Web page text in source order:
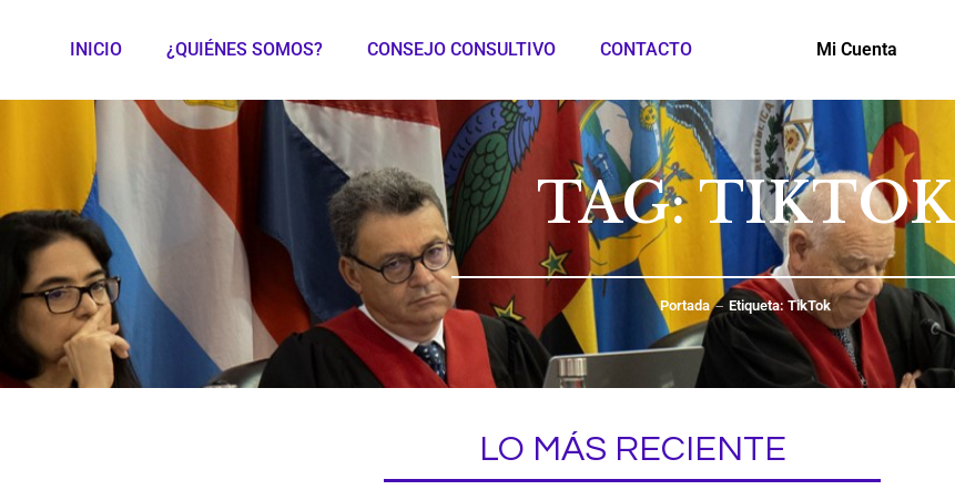
INICIO ¿QUIÉNES SOMOS? CONSEJO CONSULTIVO CONTACTO Mi Cuenta
TAG: TIKTOK
Portada Etiqueta: TikTok
LO MÁS RECIENTE